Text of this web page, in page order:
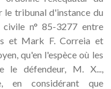
le tribunal d'instance du
n° 85-3277 entre
et Mark F. Correia et
qu'en l'espèce où les
le défendeur, M. X...,
en considérant que